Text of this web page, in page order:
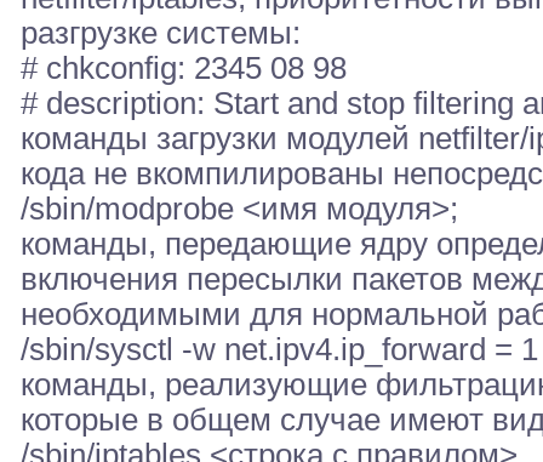
разгрузке системы:
# chkconfig: 2345 08 98
# description: Start and stop filtering
команды загрузки модулей
кода не вкомпилированы
/sbin/modprobe <имя модуля>;
команды, передающие ядру
включения пересылки пакетов
необходимыми для нормальной
/sbin/sysctl -w net.ipv4.ip_forward = 1
команды, реализующие
которые в общем случае имеют
/sbin/iptables <строка с правилом>